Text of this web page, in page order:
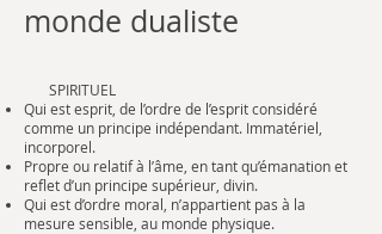
monde dualiste
SPIRITUEL
Qui est esprit, de l’ordre de l’esprit considéré
comme un principe indépendant. Immatériel,
incorporel.
Propre ou relatif à l’âme, en tant qu’émanation et
reflet d’un principe supérieur, divin.
Qui est d’ordre moral, n’appartient pas à la
mesure sensible, au monde physique.